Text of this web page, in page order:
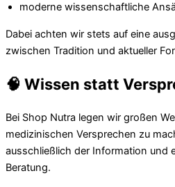
moderne wissenschaftliche
Dabei achten wir stets auf eine
zwischen Tradition und aktueller
🧠 Wissen statt
Bei Shop Nutra legen wir großen
medizinischen Versprechen zu
ausschließlich der Information und
Beratung.